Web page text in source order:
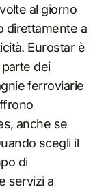
al giorno
direttamente a
Eurostar è
dei
ferroviarie
anche se
scegli il
di
servizi a